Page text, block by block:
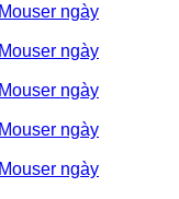
ngày
ngày
ngày
ngày
ngày